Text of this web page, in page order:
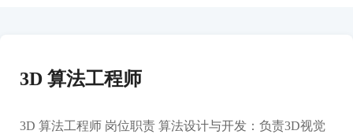
3D 算法工程师
3D 算法工程师 岗位职责 算法设计与开发：负责3D视觉